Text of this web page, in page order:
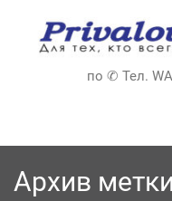
содержимому
по ✆ Тел.
Архив метки